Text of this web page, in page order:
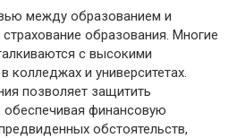
между образованием и
образования. Многие
с высокими
колледжах и университетах.
позволяет защитить
обеспечивая финансовую
обстоятельств,